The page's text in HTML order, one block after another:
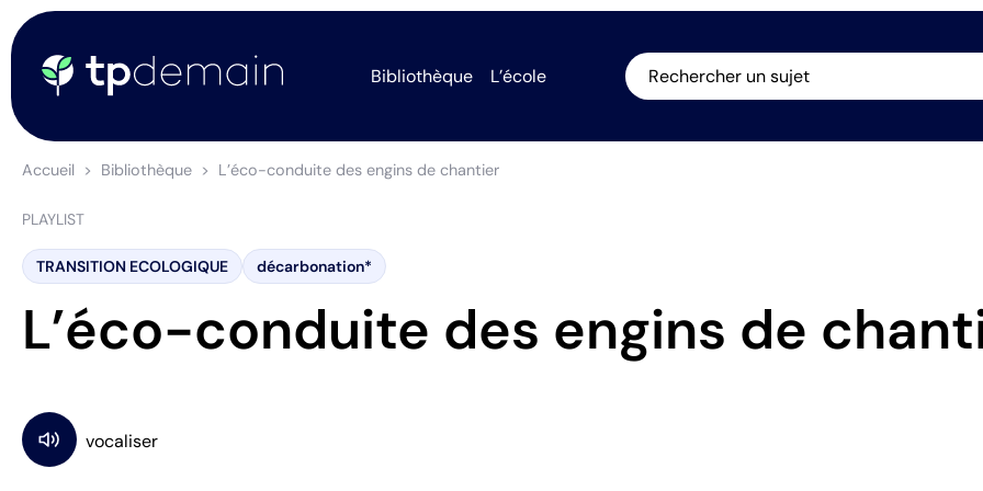
Bibliothèque L’école Rechercher un sujet
Accueil Bibliothèque L’éco-conduite des engins de chantier
PLAYLIST
TRANSITION ECOLOGIQUE décarbonation*
L’éco-conduite des engins de